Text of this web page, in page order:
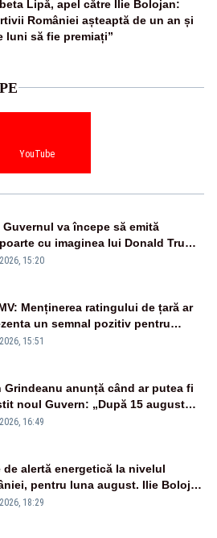
Lipă, apel către Ilie Bolojan:
României așteaptă de un an și
luni să fie premiați”
YouTube
Guvernul va începe să emită
cu imaginea lui Donald Trump
cu 8 august
15:20
Menținerea ratingului de țară ar
un semnal pozitiv pentru
Autoritățile trebuie să continue
15:51
Grindeanu anunță când ar putea fi
noul Guvern: „După 15 august
mai mari”
16:49
de alertă energetică la nivelul
pentru luna august. Ilie Bolojan
importuri și posibile restricții –
18:29